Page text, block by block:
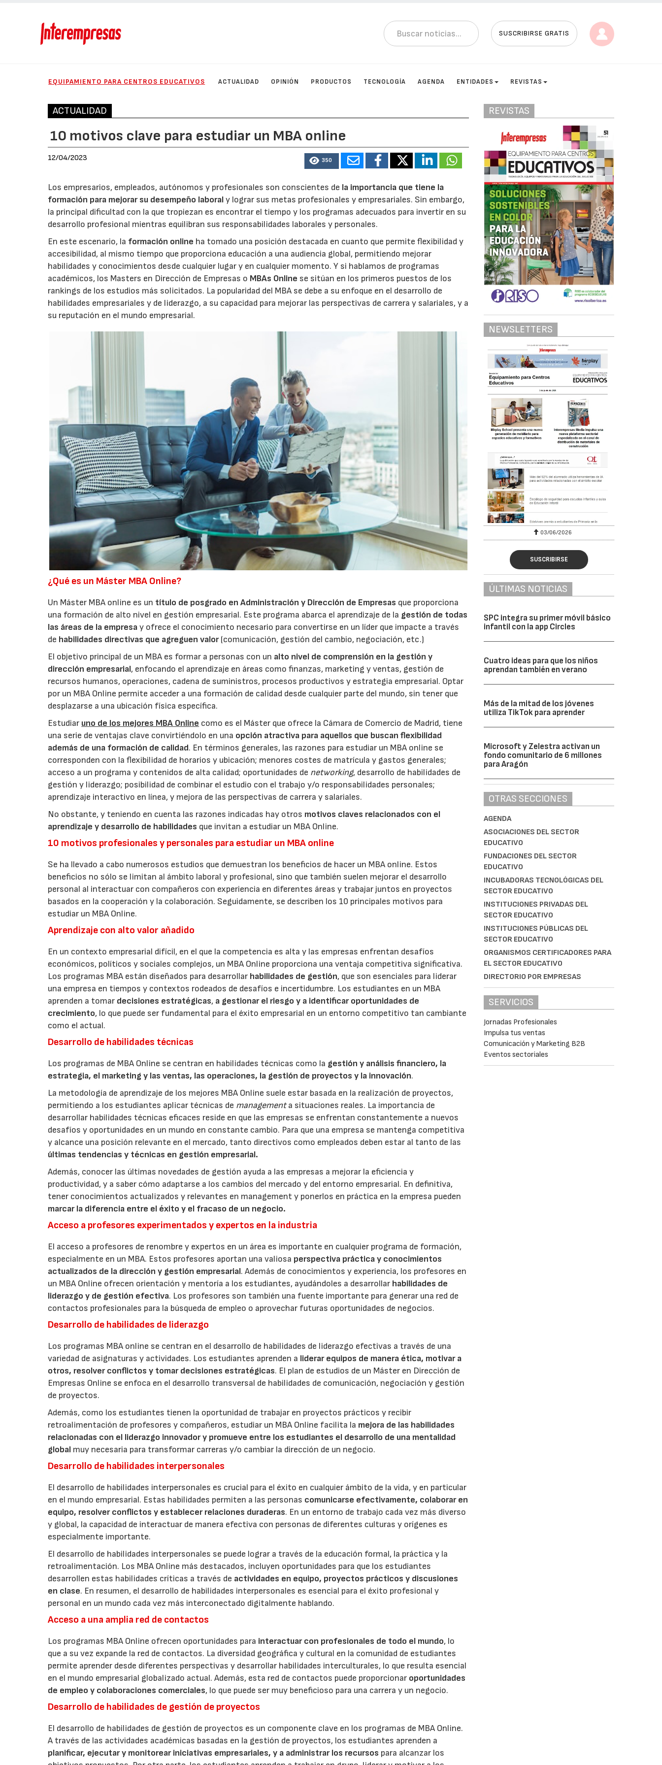
SUSCRIBIRSE GRATIS
EQUIPAMIENTO PARA CENTROS EDUCATIVOS ACTUALIDAD OPINIÓN PRODUCTOS TECNOLOGÍA AGENDA ENTIDADES REVISTAS
ACTUALIDAD
10 motivos clave para estudiar un MBA online
12/04/2023 350
Los empresarios, empleados, autónomos y profesionales son conscientes de la importancia que tiene la
formación para mejorar su desempeño laboraly lograr sus metas profesionales y empresariales. Sin embargo,
la principal dificultad con la que tropiezan es encontrar el tiempo y los programas adecuados para invertir en su
desarrollo profesional mientras equilibran sus responsabilidades laborales y personales.
En este escenario, la formación online ha tomado una posición destacada en cuanto que permite flexibilidad y
accesibilidad, al mismo tiempo que proporciona educación a una audiencia global, permitiendo mejorar
habilidades y conocimientos desde cualquier lugar y en cualquier momento. Y si hablamos de programas
académicos, los Masters en Dirección de Empresas o MBAs Online se sitúan en los primeros puestos de los
rankings de los estudios más solicitados. La popularidad del MBA se debe a su enfoque en el desarrollo de
habilidades empresariales y de liderazgo, a su capacidad para mejorar las perspectivas de carrera y salariales, y a
su reputación en el mundo empresarial.
¿Qué es un Máster MBA Online?
Un Máster MBA online es un título de posgrado en Administración y Dirección de Empresas que proporciona
una formación de alto nivel en gestión empresarial. Este programa abarca el aprendizaje de la gestión de todas
las áreas de la empresay ofrece el conocimiento necesario para convertirse en un líder que impacte a través
de habilidades directivas que agreguen valor(comunicación, gestión del cambio, negociación, etc.)
El objetivo principal de un MBA es formar a personas con un alto nivel de comprensión en la gestión y
dirección empresarial, enfocando el aprendizaje en áreas como finanzas, marketing y ventas, gestión de
recursos humanos, operaciones, cadena de suministros, procesos productivos y estrategia empresarial. Optar
por un MBA Online permite acceder a una formación de calidad desde cualquier parte del mundo, sin tener que
desplazarse a una ubicación física específica.
Estudiar uno de los mejores MBA Online como es el Máster que ofrece la Cámara de Comercio de Madrid, tiene
una serie de ventajas clave convirtiéndolo en una opción atractiva para aquellos que buscan flexibilidad
además de una formación de calidad. En términos generales, las razones para estudiar un MBA online se
corresponden con la flexibilidad de horarios y ubicación; menores costes de matrícula y gastos generales;
acceso a un programa y contenidos de alta calidad; oportunidades de networking, desarrollo de habilidades de
gestión y liderazgo; posibilidad de combinar el estudio con el trabajo y/o responsabilidades personales;
aprendizaje interactivo en línea, y mejora de las perspectivas de carrera y salariales.
No obstante, y teniendo en cuenta las razones indicadas hay otros motivos claves relacionados con el
aprendizaje y desarrollo de habilidades que invitan a estudiar un MBA Online.
10 motivos profesionales y personales para estudiar un MBA online
Se ha llevado a cabo numerosos estudios que demuestran los beneficios de hacer un MBA online. Estos
beneficios no sólo se limitan al ámbito laboral y profesional, sino que también suelen mejorar el desarrollo
personal al interactuar con compañeros con experiencia en diferentes áreas y trabajar juntos en proyectos
basados en la cooperación y la colaboración. Seguidamente, se describen los 10 principales motivos para
estudiar un MBA Online.
Aprendizaje con alto valor añadido
En un contexto empresarial difícil, en el que la competencia es alta y las empresas enfrentan desafíos
económicos, políticos y sociales complejos, un MBA Online proporciona una ventaja competitiva significativa.
Los programas MBA están diseñados para desarrollar habilidades de gestión, que son esenciales para liderar
una empresa en tiempos y contextos rodeados de desafíos e incertidumbre. Los estudiantes en un MBA
aprenden a tomar decisiones estratégicas, a gestionar el riesgo y a identificar oportunidades de
crecimiento, lo que puede ser fundamental para el éxito empresarial en un entorno competitivo tan cambiante
como el actual.
Desarrollo de habilidades técnicas
Los programas de MBA Online se centran en habilidades técnicas como la gestión y análisis financiero, la
estrategia, el marketing y las ventas, las operaciones, la gestión de proyectos y la innovación.
La metodología de aprendizaje de los mejores MBA Online suele estar basada en la realización de proyectos,
permitiendo a los estudiantes aplicar técnicas de managementa situaciones reales. La importancia de
desarrollar habilidades técnicas eficaces reside en que las empresas se enfrentan constantemente a nuevos
desafíos y oportunidades en un mundo en constante cambio. Para que una empresa se mantenga competitiva
y alcance una posición relevante en el mercado, tanto directivos como empleados deben estar al tanto de las
últimas tendencias y técnicas en gestión empresarial.
Además, conocer las últimas novedades de gestión ayuda a las empresas a mejorar la eficiencia y
productividad, y a saber cómo adaptarse a los cambios del mercado y del entorno empresarial. En definitiva,
tener conocimientos actualizados y relevantes en management y ponerlos en práctica en la empresa pueden
marcar la diferencia entre el éxito y el fracaso de un negocio.
Acceso a profesores experimentados y expertos en la industria
El acceso a profesores de renombre y expertos en un área es importante en cualquier programa de formación,
especialmente en un MBA. Estos profesores aportan una valiosa perspectiva práctica y conocimientos
actualizados de la dirección y gestión empresarial. Además de conocimientos y experiencia, los profesores en
un MBA Online ofrecen orientación y mentoría a los estudiantes, ayudándoles a desarrollar habilidades de
liderazgo y de gestión efectiva. Los profesores son también una fuente importante para generar una red de
contactos profesionales para la búsqueda de empleo o aprovechar futuras oportunidades de negocios.
Desarrollo de habilidades de liderazgo
Los programas MBA online se centran en el desarrollo de habilidades de liderazgo efectivas a través de una
variedad de asignaturas y actividades. Los estudiantes aprenden a liderar equipos de manera ética, motivar a
otros, resolver conflictos y tomar decisiones estratégicas. El plan de estudios de un Máster en Dirección de
Empresas Online se enfoca en el desarrollo transversal de habilidades de comunicación, negociación y gestión
de proyectos.
Además, como los estudiantes tienen la oportunidad de trabajar en proyectos prácticos y recibir
retroalimentación de profesores y compañeros, estudiar un MBA Online facilita la mejora de las habilidades
relacionadas con el liderazgo innovador y promueve entre los estudiantes el desarrollo de una mentalidad
global muy necesaria para transformar carreras y/o cambiar la dirección de un negocio.
Desarrollo de habilidades interpersonales
El desarrollo de habilidades interpersonales es crucial para el éxito en cualquier ámbito de la vida, y en particular
en el mundo empresarial. Estas habilidades permiten a las personas comunicarse efectivamente, colaborar en
equipo, resolver conflictos y establecer relaciones duraderas. En un entorno de trabajo cada vez más diverso
y global, la capacidad de interactuar de manera efectiva con personas de diferentes culturas y orígenes es
especialmente importante.
El desarrollo de habilidades interpersonales se puede lograr a través de la educación formal, la práctica y la
retroalimentación. Los MBA Online más destacados, incluyen oportunidades para que los estudiantes
desarrollen estas habilidades críticas a través de actividades en equipo, proyectos prácticos y discusiones
en clase. En resumen, el desarrollo de habilidades interpersonales es esencial para el éxito profesional y
personal en un mundo cada vez más interconectado digitalmente hablando.
Acceso a una amplia red de contactos
Los programas MBA Online ofrecen oportunidades para interactuar con profesionales de todo el mundo, lo
que a su vez expande la red de contactos. La diversidad geográfica y cultural en la comunidad de estudiantes
permite aprender desde diferentes perspectivas y desarrollar habilidades interculturales, lo que resulta esencial
en el mundo empresarial globalizado actual. Además, esta red de contactos puede proporcionar oportunidades
de empleo y colaboraciones comerciales, lo que puede ser muy beneficioso para una carrera y un negocio.
Desarrollo de habilidades de gestión de proyectos
El desarrollo de habilidades de gestión de proyectos es un componente clave en los programas de MBA Online.
A través de las actividades académicas basadas en la gestión de proyectos, los estudiantes aprenden a
planificar, ejecutar y monitorear iniciativas empresariales, y a administrar los recursos para alcanzar los
REVISTAS
NEWSLETTERS
01/07/2026 03/06/2026
SUSCRIBIRSE
ÚLTIMAS NOTICIAS
SPC integra su primer móvil básico
infantil con la app Circles
Cuatro ideas para que los niños
aprendan también en verano
Más de la mitad de los jóvenes
utiliza TikTok para aprender
Microsoft y Zelestra activan un
fondo comunitario de 6 millones
para Aragón
OTRAS SECCIONES
AGENDA
ASOCIACIONES DEL SECTOR
EDUCATIVO
FUNDACIONES DEL SECTOR
EDUCATIVO
INCUBADORAS TECNOLÓGICAS DEL
SECTOR EDUCATIVO
INSTITUCIONES PRIVADAS DEL
SECTOR EDUCATIVO
INSTITUCIONES PÚBLICAS DEL
SECTOR EDUCATIVO
ORGANISMOS CERTIFICADORES PARA
EL SECTOR EDUCATIVO
DIRECTORIO POR EMPRESAS
SERVICIOS
Jornadas Profesionales
Impulsa tus ventas
Comunicación y Marketing B2B
Eventos sectoriales